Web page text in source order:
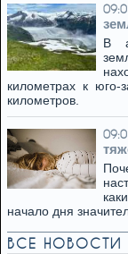
В
километрах к юго-
километров.
начало дня
ВСЕ НОВОСТИ